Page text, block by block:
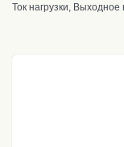
Ток нагрузки,